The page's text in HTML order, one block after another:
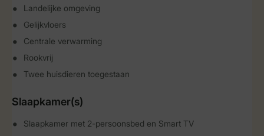
Landelijke omgeving
Gelijkvloers
Centrale verwarming
Rookvrij
Twee huisdieren toegestaan
Slaapkamer(s)
Slaapkamer met 2-persoonsbed en Smart TV